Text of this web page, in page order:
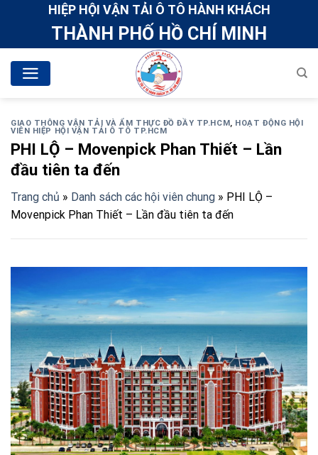
HIỆP HỘI VẬN TẢI Ô TÔ HÀNH KHÁCH
THÀNH PHỐ HỒ CHÍ MINH
GIAO THÔNG VẬN TẢI VÀ ẨM THỰC ĐỒ ĐẦY TP.HCM, HOẠT ĐỘNG HỘI
VIÊN HIỆP HỘI VẬN TẢI Ô TÔ TP.HCM
PHI LỘ – Movenpick Phan Thiết – Lần
đầu tiên ta đến
Trang chủ » Danh sách các hội viên chung » PHI LỘ –
Movenpick Phan Thiết – Lần đầu tiên ta đến